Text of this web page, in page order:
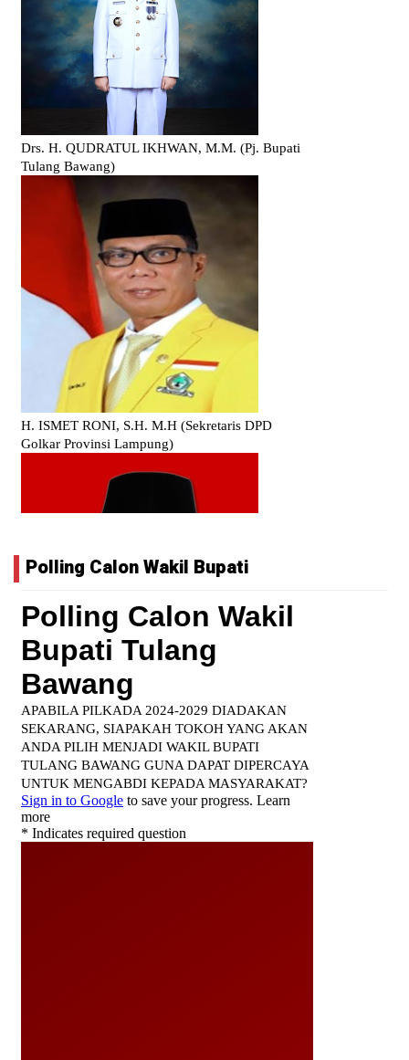
Polling Calon Wakil Bupati